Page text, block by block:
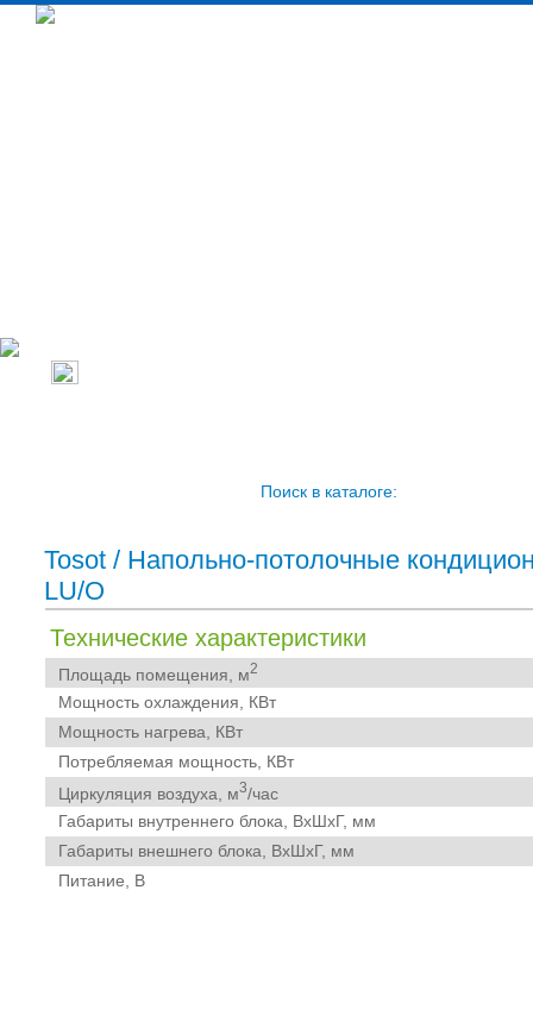
Поиск в каталоге:
Tosot / Напольно-потолочные
LU/O
Технические характеристики
Площадь помещения, м2
Мощность охлаждения, КВт
Мощность нагрева, КВт
Потребляемая мощность, КВт
Циркуляция воздуха, м3/час
Габариты внутреннего блока, ВхШхГ, мм
Габариты внешнего блока, ВхШхГ, мм
Питание, В